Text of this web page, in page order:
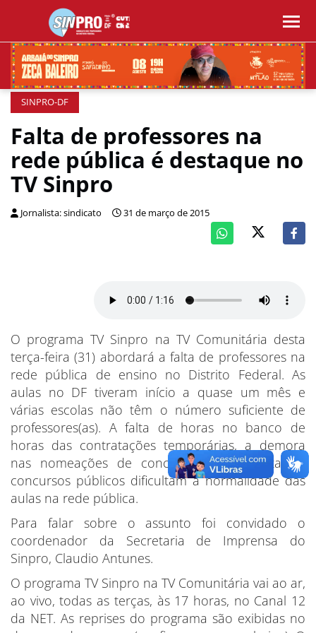
SINPRO-DF
Falta de professores na
rede pública é destaque no
TV Sinpro
Jornalista: sindicato 31 de março de 2015
O programa TV Sinpro na TV Comunitária desta
terça-feira (31) abordará a falta de professores na
rede pública de ensino no Distrito Federal. As
aulas no DF tiveram início a quase um mês e
várias escolas não têm o número suficiente de
professores(as). A falta de horas no banco de
horas das contratações temporárias, a demora
nas nomeações de concursados e a falta de
concursos públicos dificultam a normalidade das
aulas na rede pública.
Para falar sobre o assunto foi convidado o
coordenador da Secretaria de Imprensa do
Sinpro, Claudio Antunes.
O programa TV Sinpro na TV Comunitária vai ao ar,
ao vivo, todas as terças, às 17 horas, no Canal 12
da NET. As reprises do programa são exibidas no